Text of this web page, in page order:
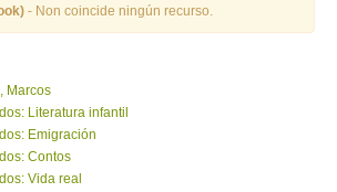
- Non coincide ningún recurso.
Marcos
Literatura infantil
Emigración
Contos
Vida real